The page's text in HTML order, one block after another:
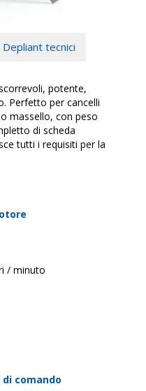
Depliant tecnici
potente,
Perfetto per cancelli
massello, con peso
di scheda
tutti i requisiti per la
/ minuto
comando